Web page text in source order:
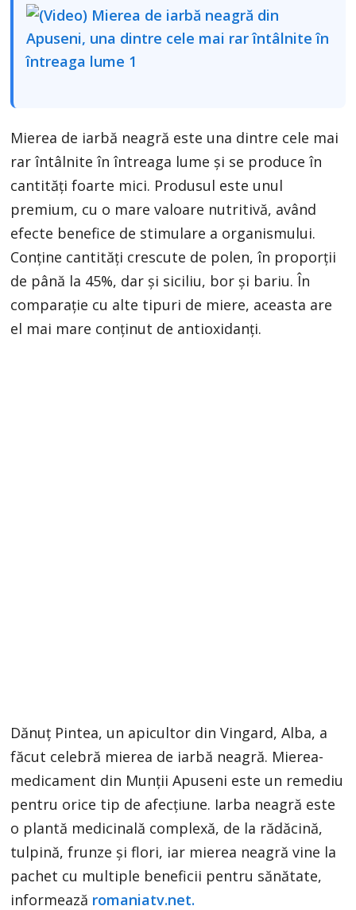
Mierea de iarbă neagră este una dintre cele mai
rar întâlnite în întreaga lume și se produce în
cantități foarte mici. Produsul este unul
premium, cu o mare valoare nutritivă, având
efecte benefice de stimulare a organismului.
Conține cantități crescute de polen, în proporții
de până la 45%, dar și siciliu, bor și bariu. În
comparație cu alte tipuri de miere, aceasta are
el mai mare conținut de antioxidanți.
Dănuț Pintea, un apicultor din Vingard, Alba, a
făcut celebră mierea de iarbă neagră. Mierea-
medicament din Munții Apuseni este un remediu
pentru orice tip de afecțiune. Iarba neagră este
o plantă medicinală complexă, de la rădăcină,
tulpină, frunze și flori, iar mierea neagră vine la
pachet cu multiple beneficii pentru sănătate,
informează romaniatv.net.